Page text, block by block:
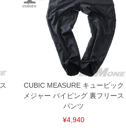
以内にご連絡ください。
、返品交換不可とさせて頂いております。予め
裾上げ無料対象商品は1本につき税込6,000円以
は有料（500円+税）となります。）
く場合がございます。
ざいます。(例：裾にファスナーや調節ひもが付
る等)
ございます。また、お客様がご使用の環境（コ
味が若干異なる場合がございます。予めご了承
CUBIC MEASURE キュービック
メジャー パイピング 裏フリース
パンツ
¥4,940